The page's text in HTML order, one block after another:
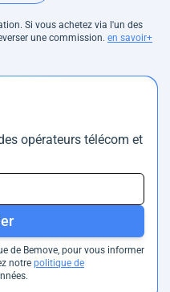
Si vous achetez via l'un des
une commission. en savoir+
opérateurs télécom et
de Bemove, pour vous informer
notre politique de